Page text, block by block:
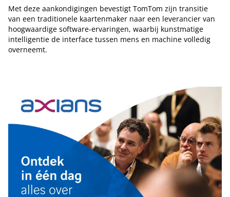
Met deze aankondigingen bevestigt TomTom zijn transitie
van een traditionele kaartenmaker naar een leverancier van
hoogwaardige software-ervaringen, waarbij kunstmatige
intelligentie de interface tussen mens en machine volledig
overneemt.